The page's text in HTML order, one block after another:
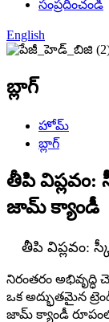
సంప్రదించండి
English
బ్లాగ్
హోమ్
బ్లాగ్
తీపి
జామ్ క్యాండీ
తీపి విప్లవం:
నిరంతరం అభివృద్ధి
ఒక అద్భుతమైన
జామ్ క్యాండీ రూపంలో